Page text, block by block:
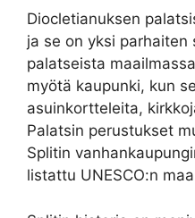
Diocletianuksen
ja se on yksi parhaiten
palatseista
myötä kaupunki, kun
asuinkortteleita,
Palatsin perustukset
Splitin
listattu UNESCO:n